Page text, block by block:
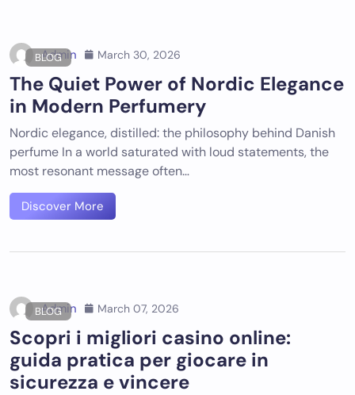
BLOG
Admin March 30, 2026
The Quiet Power of Nordic Elegance
in Modern Perfumery
Nordic elegance, distilled: the philosophy behind Danish
perfume In a world saturated with loud statements, the
most resonant message often…
Discover More
BLOG
Admin March 07, 2026
Scopri i migliori casino online:
guida pratica per giocare in
sicurezza e vincere